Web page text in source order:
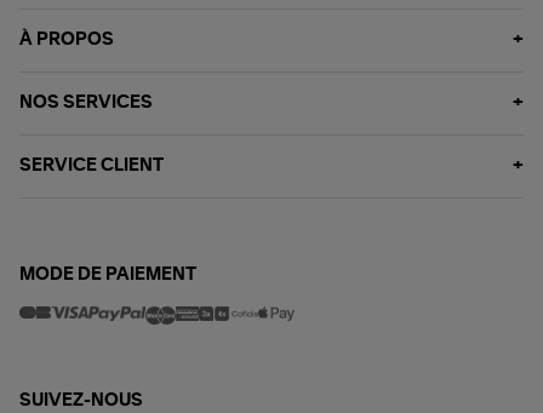
À PROPOS
NOS SERVICES
SERVICE CLIENT
MODE DE PAIEMENT
SUIVEZ-NOUS